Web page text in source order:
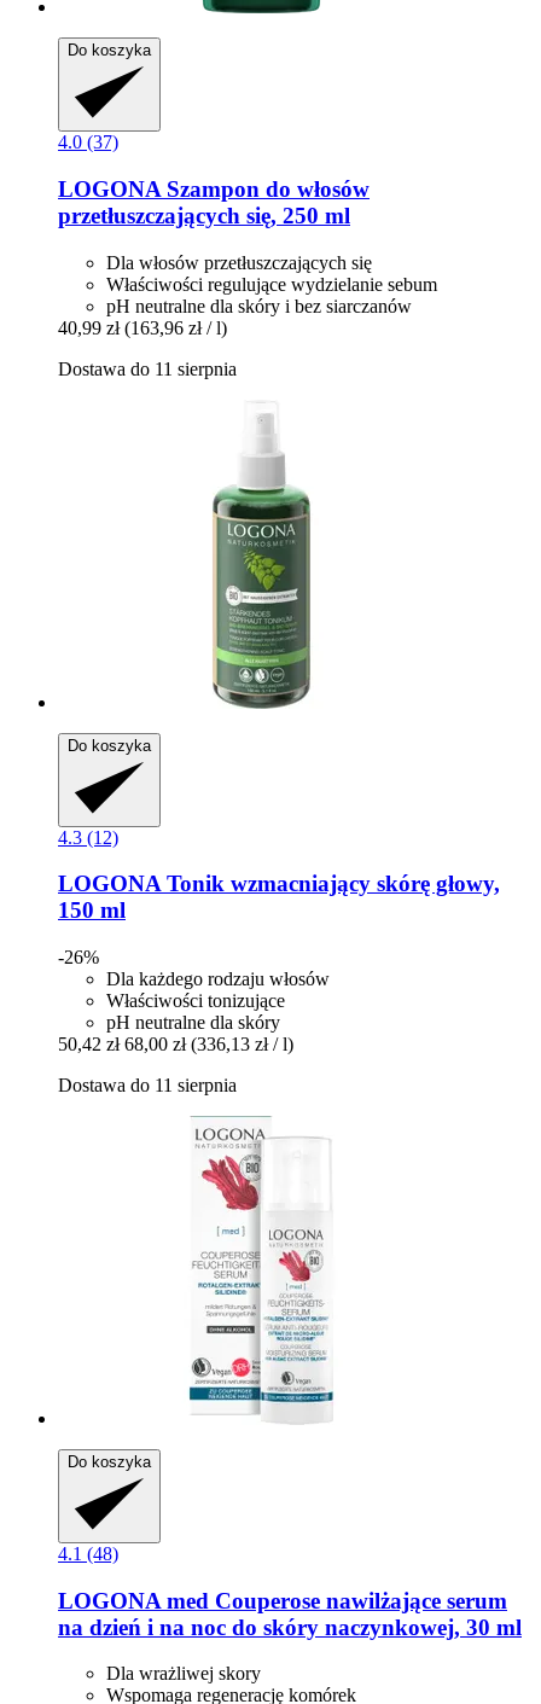
Do koszyka
4.0 (37)
LOGONA Szampon do włosów
przetłuszczających się, 250 ml
Dla włosów przetłuszczających się
Właściwości regulujące wydzielanie sebum
pH neutralne dla skóry i bez siarczanów
40,99 zł (163,96 zł / l)
Dostawa do 11 sierpnia
Do koszyka
4.3 (12)
LOGONATonik wzmacniający skórę głowy,
150 ml
-26%
Dla każdego rodzaju włosów
Właściwości tonizujące
pH neutralne dla skóry
50,42 zł 68,00 zł (336,13 zł / l)
Dostawa do 11 sierpnia
Do koszyka
4.1 (48)
LOGONA med Couperose nawilżające serum
na dzień i na noc do skóry naczynkowej, 30 ml
Dla wrażliwej skory
Wspomaga regenerację komórek